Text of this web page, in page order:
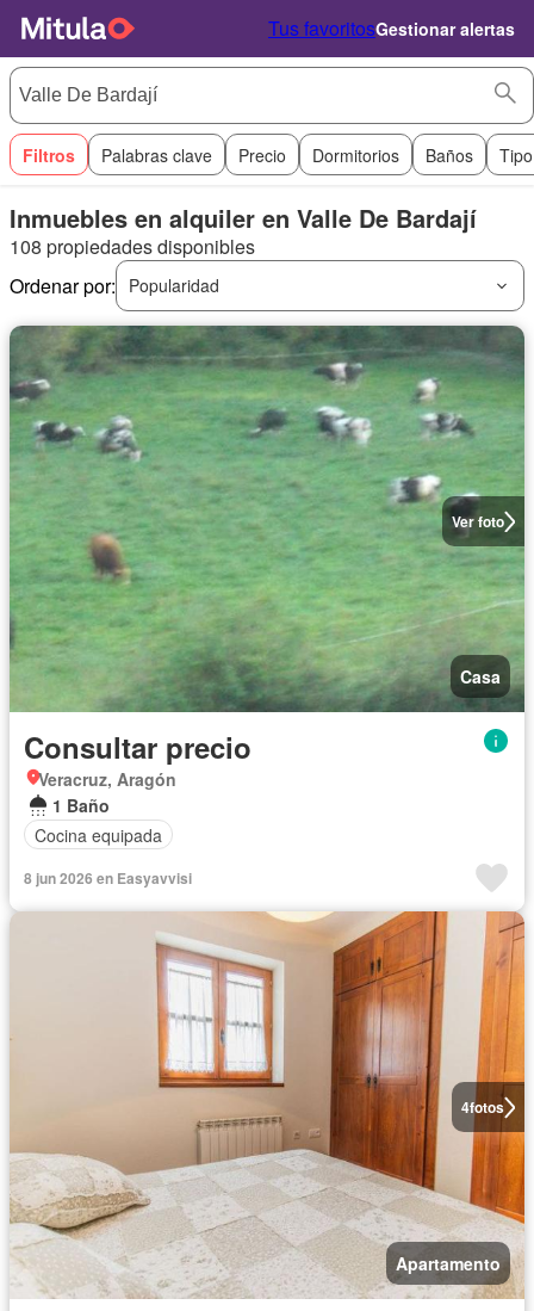
Tus favoritosGestionar alertas
Filtros Palabras clave Precio Dormitorios Baños
Inmuebles en alquiler en Valle De Bardají
108 propiedades disponibles
Ordenar por:
Popularidad
Ver foto
Casa
Consultar precio
Veracruz, Aragón
1 Baño
Cocina equipada
8 jun 2026 en Easyavvisi
4fotos
Apartamento